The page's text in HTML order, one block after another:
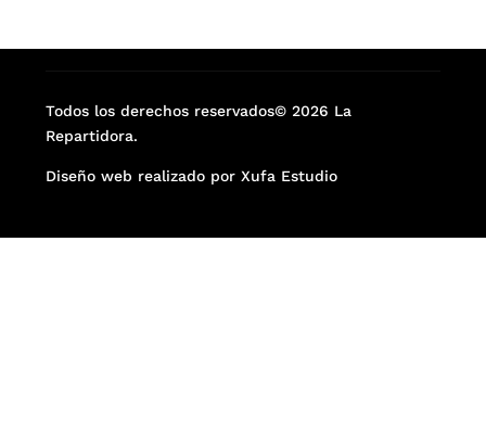
Todos los derechos reservados© 2026 La
Repartidora.
Diseño web realizado por Xufa Estudio